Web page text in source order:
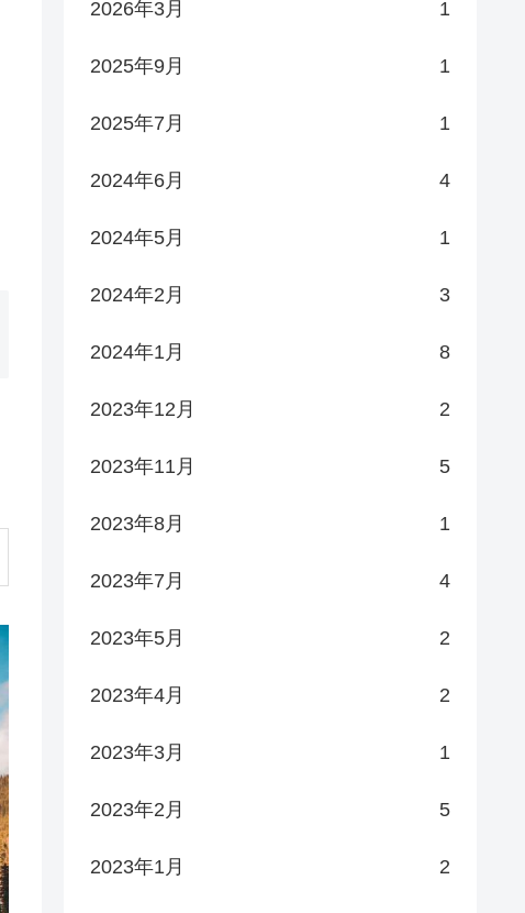
2026年3月 1
2025年9月 1
2025年7月 1
2024年6月 4
2024年5月 1
2024年2月 3
2024年1月 8
2023年12月 2
2023年11月 5
2023年8月 1
2023年7月 4
2023年5月 2
2023年4月 2
2023年3月 1
2023年2月 5
2023年1月 2